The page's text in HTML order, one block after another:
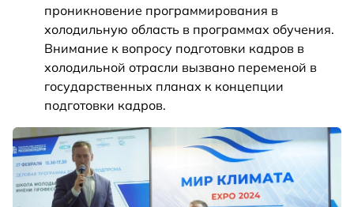
проникновение программирования в
холодильную область в программах обучения.
Внимание к вопросу подготовки кадров в
холодильной отрасли вызвано переменой в
государственных планах к концепции
подготовки кадров.